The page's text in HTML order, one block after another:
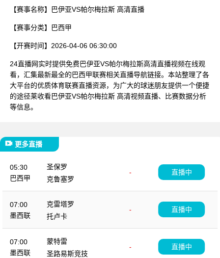
【赛事名称】 巴伊亚VS帕尔梅拉斯 高清直播
【赛事分类】 巴西甲
【开赛时间】 2026-04-06 06:30:00
24直播网实时提供免费巴伊亚VS帕尔梅拉斯高清直播视频在线观
看，汇集最新最全的巴西甲联赛相关直播导航链接。本站整理了各
大平台的优质体育联赛直播资源，为广大的球迷朋友提供一个便捷
的途径莱收看巴伊亚VS帕尔梅拉斯 高清视频直播、比赛数据分析
等信息。
更多直播
05:30
巴西甲
圣保罗
-
克鲁塞罗
直播中
07:00
墨西联
克雷塔罗
-
托卢卡
直播中
07:00
墨西联
蒙特雷
-
圣路易斯竞技
直播中